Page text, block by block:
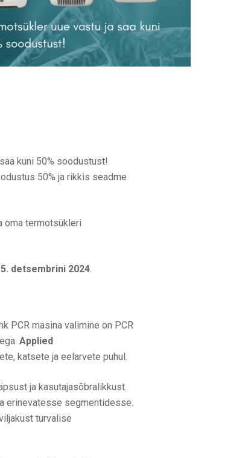
kuni 50% soodustust!
50% ja rikkis seadme
oma termotsükleri
5. detsembrini 2024.
PCR masina valimine on PCR
Applied
katsete ja eelarvete puhul.
ja kasutajasõbralikkust.
erinevatesse segmentidesse.
turvalise